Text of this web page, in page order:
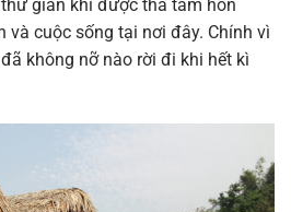
giãn khi được thả tâm hồn
và cuộc sống tại nơi đây. Chính vì
không nỡ nào rời đi khi hết kì